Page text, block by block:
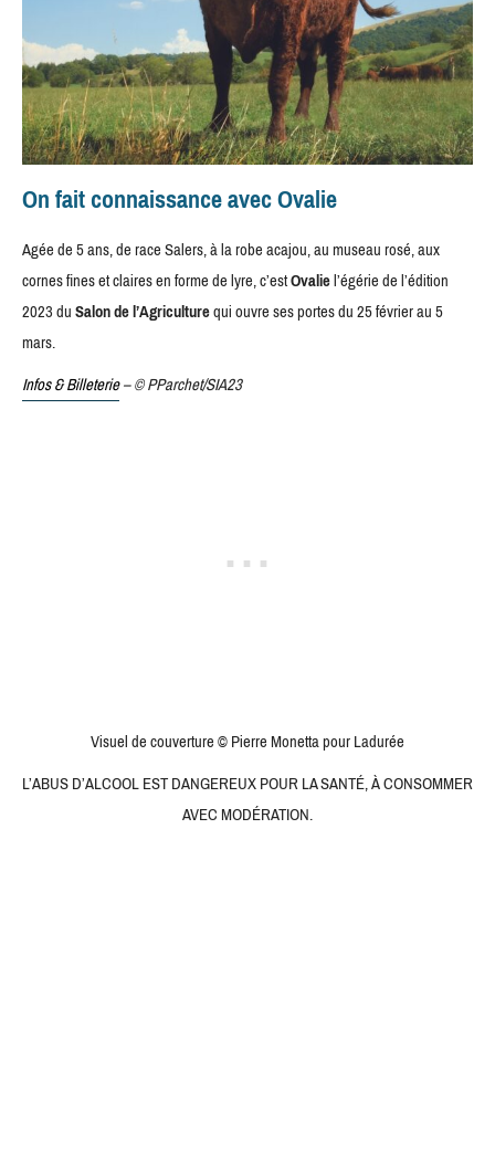
On fait connaissance avec Ovalie
Agée de 5 ans, de race Salers, à la robe acajou, au museau rosé, aux
cornes fines et claires en forme de lyre, c’estOvaliel’égérie de l’édition
2023 duSalon de l’Agriculturequi ouvre ses portes du 25 février au 5
mars.
Infos & Billeterie– © PParchet/SIA23
Visuel de couverture © Pierre Monetta pour Ladurée
L’ABUS D’ALCOOL EST DANGEREUX POUR LA SANTÉ, À CONSOMMER
AVEC MODÉRATION.